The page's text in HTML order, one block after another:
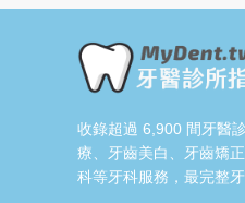
收錄超過 6,900 間牙醫
療、牙齒美白、牙齒矯
科等牙科服務，最完整